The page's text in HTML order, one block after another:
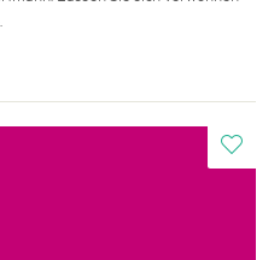
i